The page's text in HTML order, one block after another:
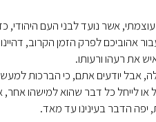
עוצמתי, אשר נועד לבני העם היהודי,
אהוביכם לפרק הזמן הקרוב,
את רעהו ורעותו.
אבל יודעים אתם, כי הברכות
או לייחל כל דבר שהוא למישהו
יפה הדבר בעינינו עד מאד.